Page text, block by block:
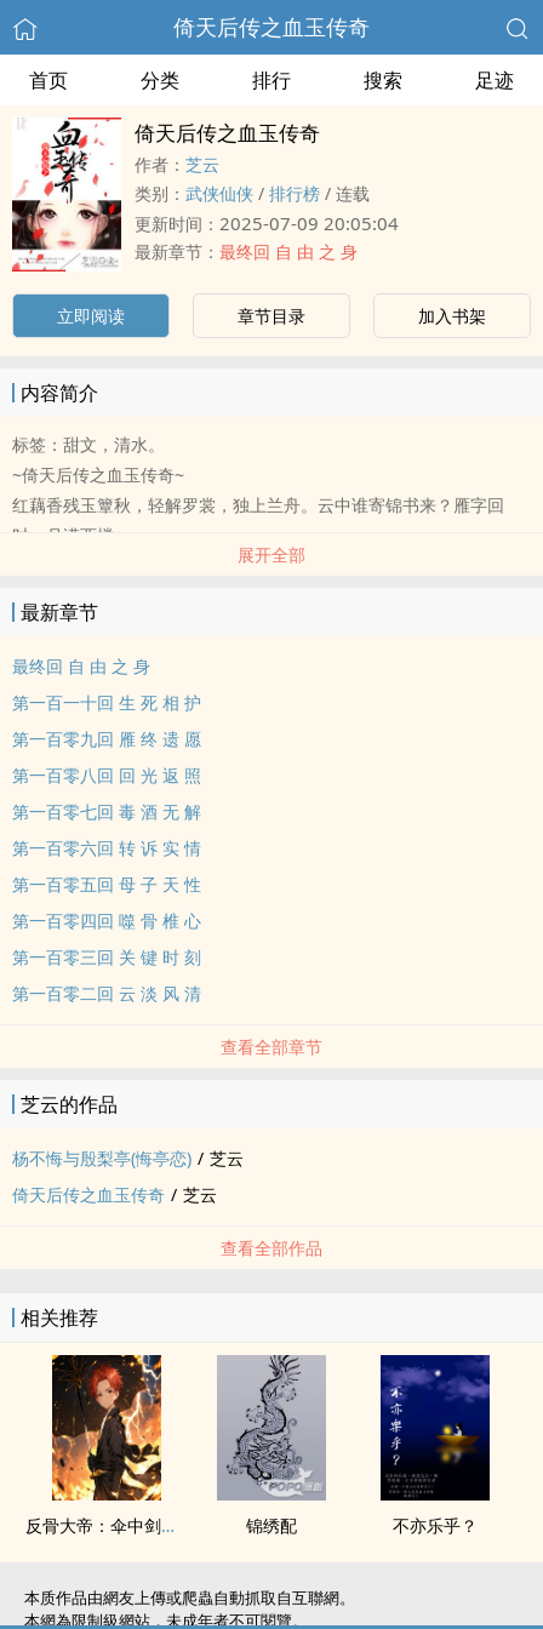
倚天后传之血玉传奇
首页 分类 排行 搜索 足迹
倚天后传之血玉传奇
作者： 芝云
类别： 武侠仙侠 / 排行榜 / 连载
更新时间： 2025-07-09 20:05:04
最新章节： 最终回 自 由 之 身
立即阅读 章节目录 加入书架
内容简介
标签：甜文，清水。
~倚天后传之血玉传奇~
红藕香残玉簟秋，轻解罗裳，独上兰舟。云中谁寄锦书来？雁字回
时，月满西楼。
花自飘零水自流，一种相思，两处闲愁。此情无计可消除，才下眉
慕容雁
※ ※ ※ ※ ※ ※ ※ ※ ※
2004经过改版以血玉传奇总称，并写下第二部琅幽圣教，将九阴传奇
改为第一部九阴真经
这是芝云第一次尝试写的小说，但并非是芝云的第一部作品，却是最
完整的一部作品
这部小说的文笔相当的生涩，却是芝云最怀念的一部作品
至于它是什么？就让看的人自己决定了
这是一部延续金庸作品倚天屠龙记里人物的后代故事
故事从九阴真经引发的事件开始……
男主角：白云生、殷青羽、白天磊、慕容雁
芝云FB：/aporokbomp520?ref=hl
展开全部
最新章节
最终回 自 由 之 身
第一百一十回 生 死 相 护
第一百零九回 雁 终 遗 愿
第一百零八回 回 光 返 照
第一百零七回 毒 酒 无 解
第一百零六回 转 诉 实 情
第一百零五回 母 子 天 性
第一百零四回 噬 骨 椎 心
第一百零三回 关 键 时 刻
第一百零二回 云 淡 风 清
查看全部章节
芝云的作品
杨不悔与殷梨亭(悔亭恋) / 芝云
倚天后传之血玉传奇 / 芝云
查看全部作品
相关推荐
反骨大帝：伞中剑破三界 锦绣配 不亦乐乎？
本质作品由網友上傳或爬蟲自動抓取自互聯網。
本網為限制級網站，未成年者不可閱覽。